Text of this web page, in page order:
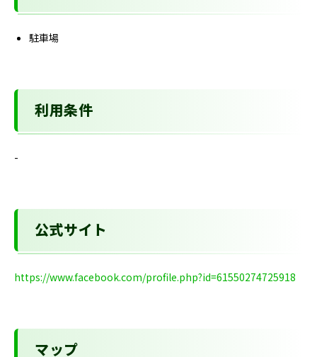
駐車場
利用条件
-
公式サイト
https://www.facebook.com/profile.php?id=61550274725918
マップ